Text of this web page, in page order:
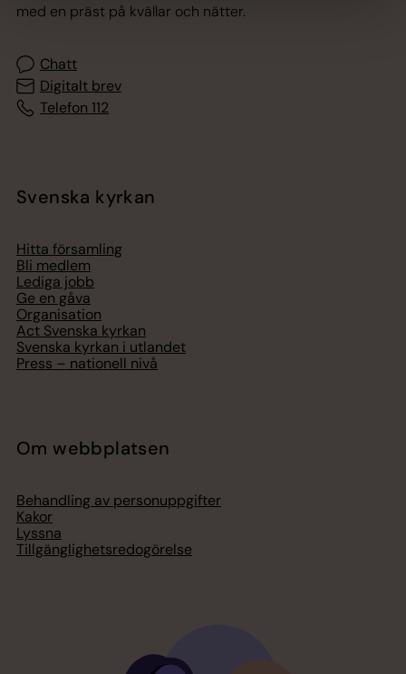
med en präst på kvällar och nätter.
Chatt
Digitalt brev
Telefon 112
Svenska kyrkan
Hitta församling
Bli medlem
Lediga jobb
Ge en gåva
Organisation
Act Svenska kyrkan
Svenska kyrkan i utlandet
Press – nationell nivå
Om webbplatsen
Behandling av personuppgifter
Kakor
Lyssna
Tillgänglighetsredogörelse